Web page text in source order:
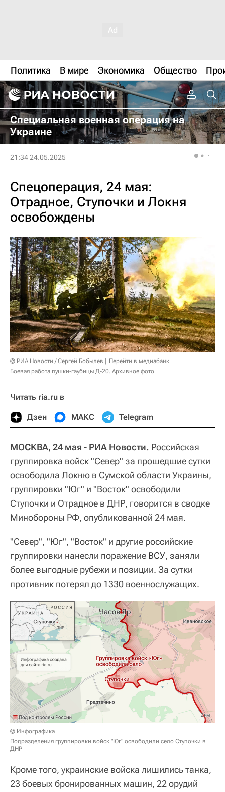
Политика В мире Экономика Общество
Специальная военная операция на
Украине
21:34 24.05.2025
Спецоперация, 24 мая:
Отрадное, Ступочки и Локня
освобождены
© РИА Новости / Сергей Бобылев
Перейти в медиабанк
Боевая работа пушки-гаубицы Д-20. Архивное фото
Читать ria.ru в
Дзен МАКС Telegram
МОСКВА, 24 мая - РИА Новости. Российская
группировка войск "Север" за прошедшие сутки
освободила Локню в Сумской области Украины,
группировки "Юг" и "Восток" освободили
Ступочки и Отрадное в ДНР, говорится в сводке
Минобороны РФ, опубликованной 24 мая.
"Север", "Юг", "Восток" и другие российские
группировки нанесли поражение ВСУ, заняли
более выгодные рубежи и позиции. За сутки
противник потерял до 1330 военнослужащих.
© Инфографика
Подразделения группировки войск "Юг" освободили село Ступочки в
ДНР
Кроме того, украинские войска лишились танка,
23 боевых бронированных машин, 22 орудий